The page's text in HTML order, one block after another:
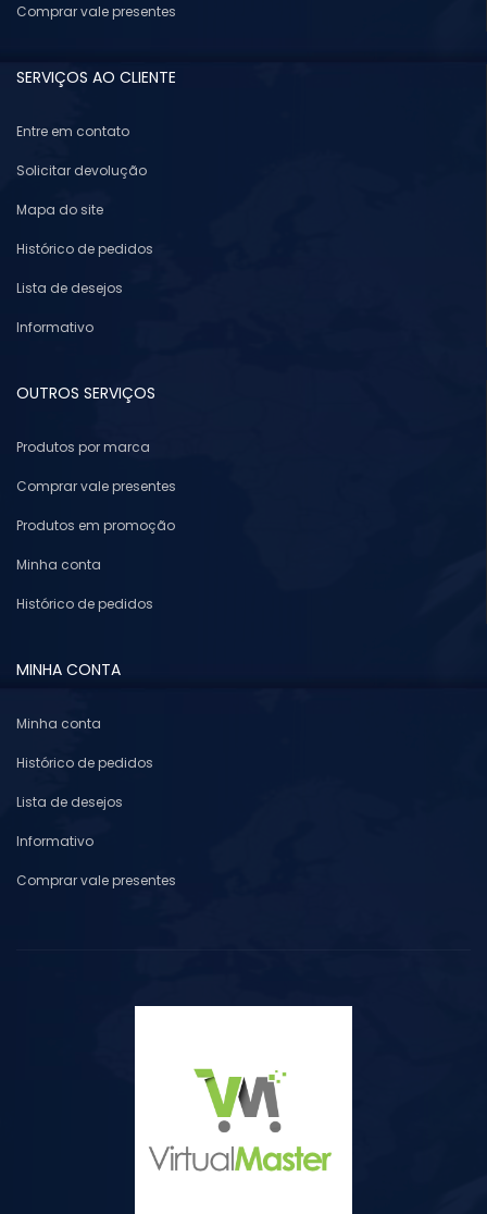
Comprar vale presentes
SERVIÇOS AO CLIENTE
Entre em contato
Solicitar devolução
Mapa do site
Histórico de pedidos
Lista de desejos
Informativo
OUTROS SERVIÇOS
Produtos por marca
Comprar vale presentes
Produtos em promoção
Minha conta
Histórico de pedidos
MINHA CONTA
Minha conta
Histórico de pedidos
Lista de desejos
Informativo
Comprar vale presentes